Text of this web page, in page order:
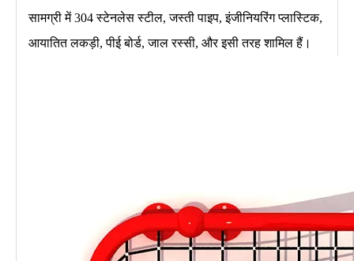
सामग्री में 304 स्टेनलेस स्टील, जस्ती पाइप, इंजीनियरिंग प्लास्टिक,
आयातित लकड़ी, पीई बोर्ड, जाल रस्सी, और इसी तरह शामिल हैं।